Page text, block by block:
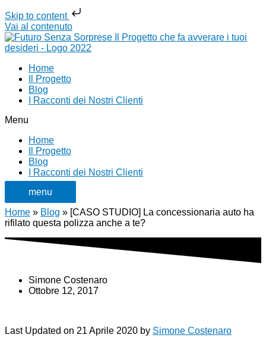
Skip to content
Vai al contenuto
Home
Il Progetto
Blog
I Racconti dei Nostri Clienti
Menu
Home
Il Progetto
Blog
I Racconti dei Nostri Clienti
menu
Home » Blog » [CASO STUDIO] La concessionaria auto ha
rifilato questa polizza anche a te?
Simone Costenaro
Ottobre 12, 2017
Last Updated on 21 Aprile 2020 by Simone Costenaro